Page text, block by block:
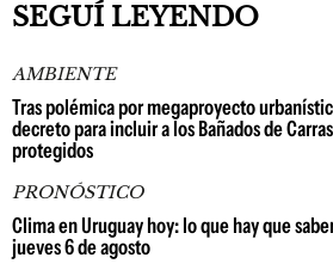
SEGUÍ LEYENDO
AMBIENTE
Tras polémica por megaproyecto
decreto para incluir a los Bañados de
protegidos
PRONÓSTICO
Clima en Uruguay hoy: lo que hay que
jueves 6 de agosto